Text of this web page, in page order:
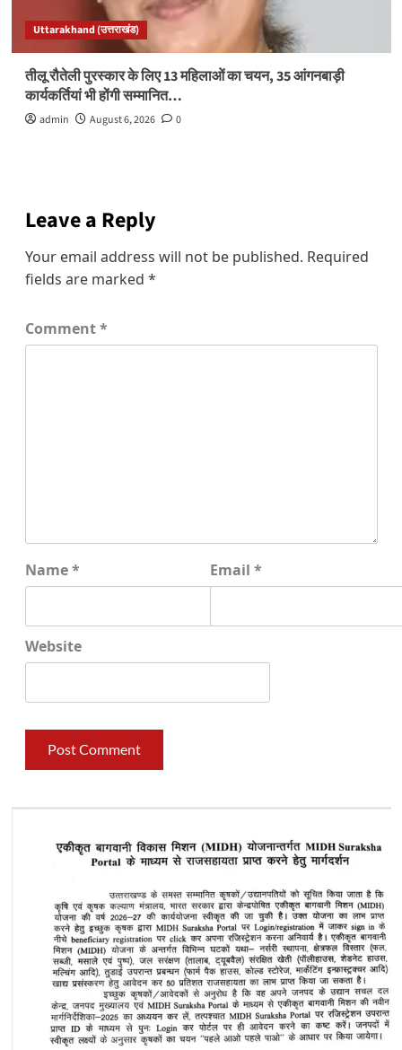
Uttarakhand (उत्तराखंड)
तीलू रौतेली पुरस्कार के लिए 13 महिलाओं का चयन, 35 आंगनबाड़ी
कार्यकर्तियां भी होंगी सम्मानित…
admin August 6, 2026 0
Leave a Reply
Your email address will not be published. Required
fields are marked *
Comment*
Name* Email *
Website